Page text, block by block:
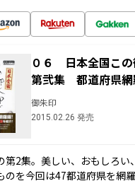
０６ 日本全国こ
第弐集 都道府県網
御朱印
2015.02.26 発売
第2集。美しい、おもしろい
のを今回は47都道府県を網羅